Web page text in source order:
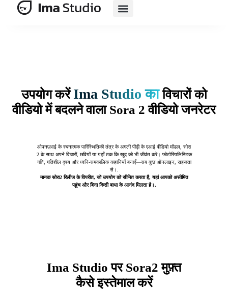
उपयोग करेंIma Studio काविचारों को
वीडियो में बदलने वाला Sora 2 वीडियो जनरेटर
ओपनएआई के रचनात्मक पारिस्थितिकी तंत्र के अगली पीढ़ी के एआई वीडियो मॉडल, सोरा
2 के साथ अपने विचारों, छवियों या यहाँ तक कि खुद को भी जीवंत करें। फोटोरियलिस्टिक
गति, गतिशील दृश्य और ध्वनि-समकालिक कहानियाँ बनाएँ—सब कुछ ऑनलाइन, सहजता
से।.
मानक सोरा2 रिलीज के विपरीत, जो उपयोग को सीमित करता है, यहां आपको असीमित
पहुंच और बिना किसी बाधा के आनंद मिलता है।.
Ima Studio पर Sora2 मुफ़्त
कैसे इस्तेमाल करें